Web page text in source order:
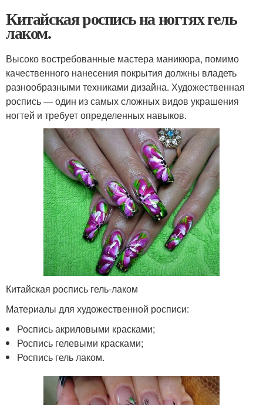
Китайская роспись на ногтях гель
лаком.
Высоко востребованные мастера маникюра, помимо
качественного нанесения покрытия должны владеть
разнообразными техниками дизайна. Художественная
роспись — один из самых сложных видов украшения
ногтей и требует определенных навыков.
Китайская роспись гель-лаком
Материалы для художественной росписи:
Роспись акриловыми красками;
Роспись гелевыми красками;
Роспись гель лаком.